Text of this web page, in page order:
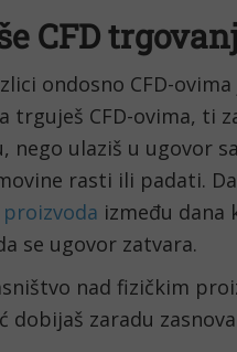
CFD
ondosno CFD-ovima
trguješ CFD-ovima, ti
nego ulaziš u ugovor
rasti ili padati.
između dana
se ugovor zatvara.
nad fizičkim
dobijaš zaradu